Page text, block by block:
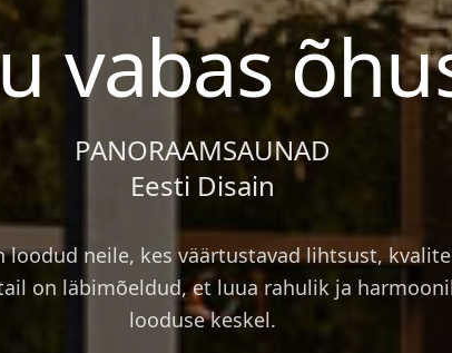
vabas
PANORAAMSAUNAD
Eesti Disain
loodud neile, kes väärtustavad lihtsust,
on läbimõeldud, et luua rahulik ja
looduse keskel.